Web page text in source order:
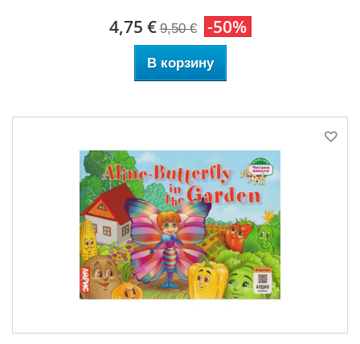
4,75 € 9,50 € -50%
В корзину